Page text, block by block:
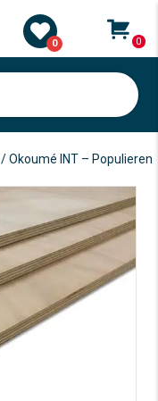
0 0
/ Okoumé INT – Populieren